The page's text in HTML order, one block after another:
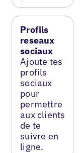
Profils
reseaux
sociaux
Ajoute tes
profils
sociaux
pour
permettre
aux clients
de te
suivre en
ligne.